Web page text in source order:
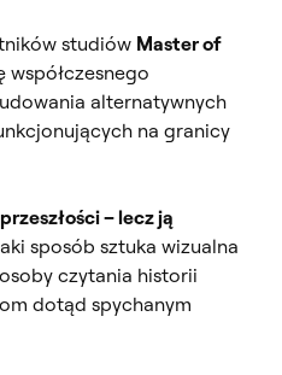
studiów Master of
alternatywnych
na granicy
– lecz ją
sposób sztuka wizualna
czytania historii
dotąd spychanym